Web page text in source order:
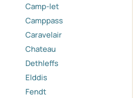
Camp-let
Camppass
Caravelair
Chateau
Dethleffs
Elddis
Fendt